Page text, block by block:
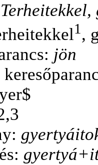
1,
jön